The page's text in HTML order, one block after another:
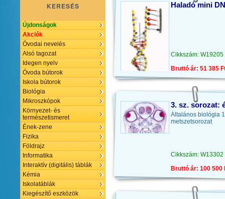
KERESÉS
Újdonságok
Akciók
Óvodai nevelés
Alsó tagozat
Idegen nyelv
Óvoda bútorok
Iskola bútorok
Biológia
Mikroszkópok
Környezet- és
természetismeret
Ének-zene
Fizika
Földrajz
Informatika
Interaktív (digitális) táblák
Kémia
Iskolatáblák
Kiegészítő eszközök
Haladó mini
Cikkszám: W19205
Bruttó ár: 51 385
3. sz. sorozat:
Általános biológia
metszetsorozat
Cikkszám: W13302
Bruttó ár: 100 500